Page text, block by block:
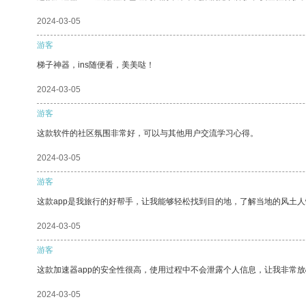
2024-03-05
游客
梯子神器，ins随便看，美美哒！
2024-03-05
游客
这款软件的社区氛围非常好，可以与其他用户交流学习心得。
2024-03-05
游客
这款app是我旅行的好帮手，让我能够轻松找到目的地，了解当地的风土人
2024-03-05
游客
这款加速器app的安全性很高，使用过程中不会泄露个人信息，让我非常放
2024-03-05